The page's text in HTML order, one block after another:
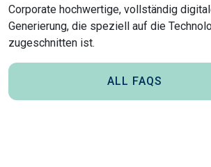
Corporate hochwertige, vollständig
Generierung, die speziell auf die
zugeschnitten ist.
ALL FAQS